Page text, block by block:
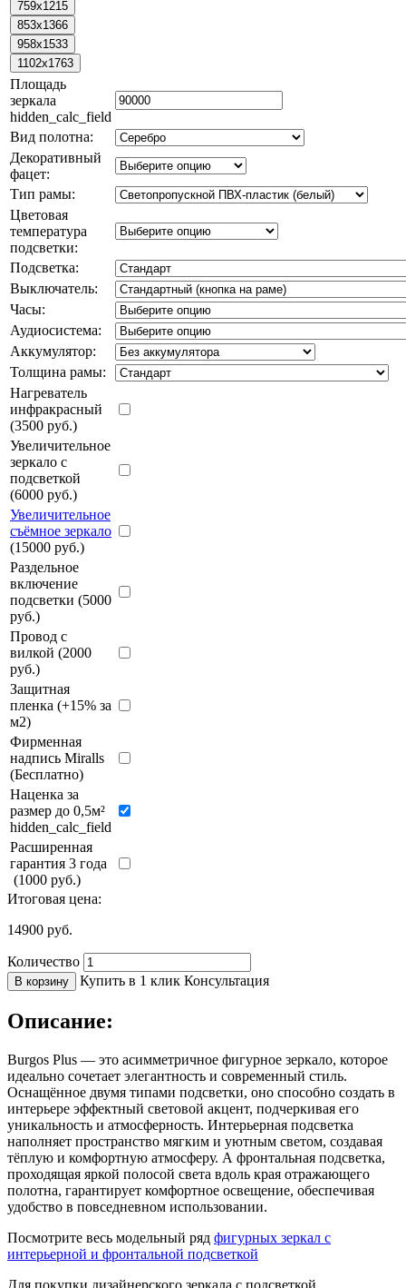
Площадь
зеркала
hidden_calc_field
Вид полотна:
Декоративный
фацет:
Тип рамы:
Цветовая
температура
подсветки:
Подсветка:
Выключатель:
Часы:
Аудиосистема:
Аккумулятор:
Толщина рамы:
Нагреватель
инфракрасный
(3500 руб.)
Увеличительное
зеркало с
подсветкой
(6000 руб.)
Увеличительное
съёмное зеркало
(15000 руб.)
Раздельное
включение
подсветки (5000
руб.)
Провод с
вилкой (2000
руб.)
Защитная
пленка (+15% за
м2)
Фирменная
надпись Miralls
(Бесплатно)
Наценка за
размер до 0,5м²
hidden_calc_field
Расширенная
гарантия 3 года
(1000 руб.)
Итоговая цена:
14900 руб.
Количество
В корзину Купить в 1 клик Консультация
Описание:
Burgos Plus — это асимметричное фигурное зеркало, которое
идеально сочетает элегантность и современный стиль.
Оснащённое двумя типами подсветки, оно способно создать в
интерьере эффектный световой акцент, подчеркивая его
уникальность и атмосферность. Интерьерная подсветка
наполняет пространство мягким и уютным светом, создавая
тёплую и комфортную атмосферу. А фронтальная подсветка,
проходящая яркой полосой света вдоль края отражающего
полотна, гарантирует комфортное освещение, обеспечивая
удобство в повседневном использовании.
Посмотрите весь модельный ряд фигурных зеркал с
интерьерной и фронтальной подсветкой
Для покупки дизайнерского зеркала с подсветкой